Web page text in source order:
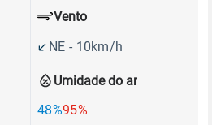
Umidade do ar
48%95%
Vento
NE - 10km/h